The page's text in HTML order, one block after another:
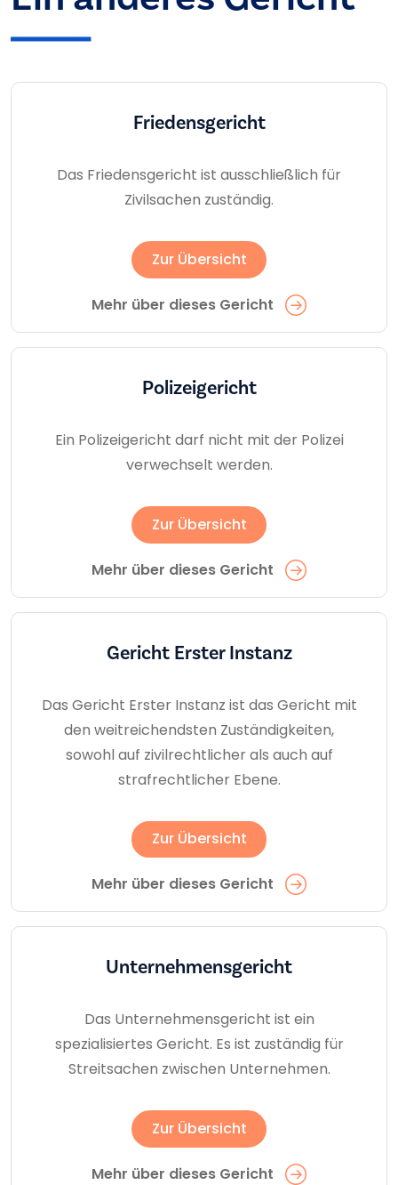
Friedensgericht
Das Friedensgericht ist ausschließlich für
Zivilsachen zuständig.
Zur Übersicht
Mehr über dieses Gericht
Polizeigericht
Ein Polizeigericht darf nicht mit der Polizei
verwechselt werden.
Zur Übersicht
Mehr über dieses Gericht
Gericht Erster Instanz
Das Gericht Erster Instanz ist das Gericht mit
den weitreichendsten Zuständigkeiten,
sowohl auf zivilrechtlicher als auch auf
strafrechtlicher Ebene.
Zur Übersicht
Mehr über dieses Gericht
Unternehmens­gericht
Das Unternehmensgericht ist ein
spezialisiertes Gericht. Es ist zuständig für
Streitsachen zwischen Unternehmen.
Zur Übersicht
Mehr über dieses Gericht